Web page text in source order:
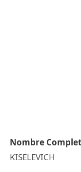
Nombre
KISELEVICH